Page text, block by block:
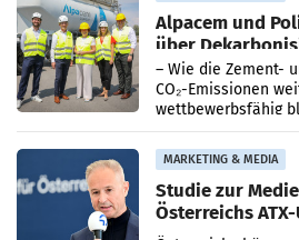
Alpacem und
über
Energiepreise
– Wie die Zement-
CO₂-Emissionen
wettbewerbsfähig
eines Treffens
Elisabeth
MARKETING & MEDIA
Studie zur
Österreichs
international